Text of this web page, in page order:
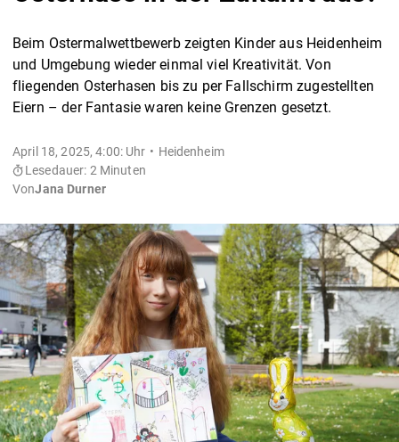
Beim Ostermalwettbewerb zeigten Kinder aus Heidenheim
und Umgebung wieder einmal viel Kreativität. Von
fliegenden Osterhasen bis zu per Fallschirm zugestellten
Eiern – der Fantasie waren keine Grenzen gesetzt.
April 18, 2025, 4:00: Uhr
Heidenheim
Lesedauer: 2 Minuten
VonJana Durner